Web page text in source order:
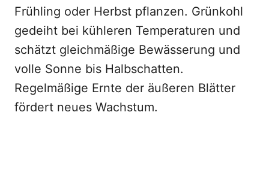
Frühling oder Herbst pflanzen. Grünkohl
gedeiht bei kühleren Temperaturen und
schätzt gleichmäßige Bewässerung und
volle Sonne bis Halbschatten.
Regelmäßige Ernte der äußeren Blätter
fördert neues Wachstum.